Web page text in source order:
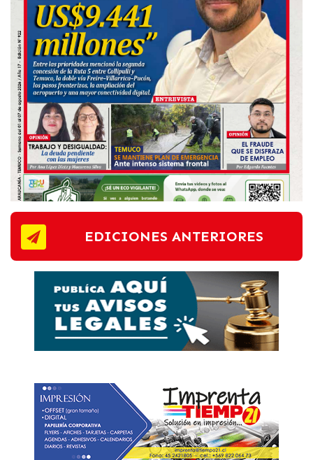
EDICIONES ANTERIORES